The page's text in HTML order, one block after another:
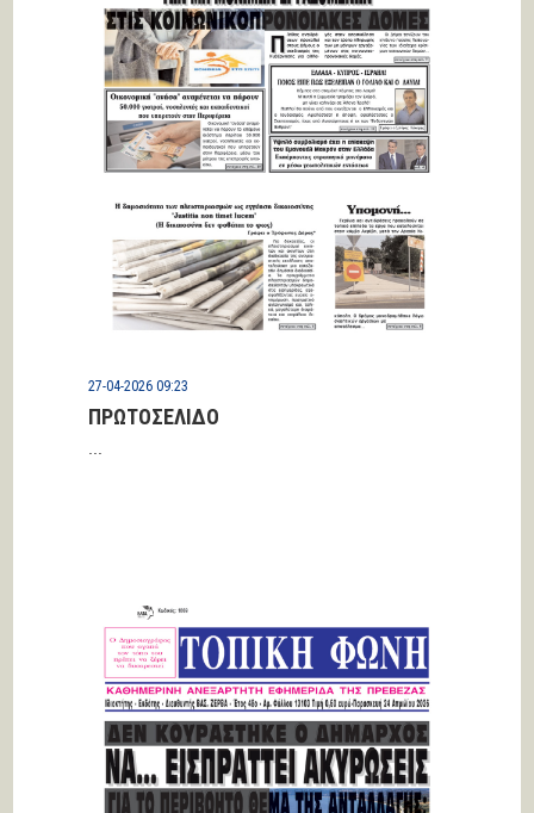
27-04-2026 09:23
ΠΡΩΤΟΣΕΛΙΔΟ